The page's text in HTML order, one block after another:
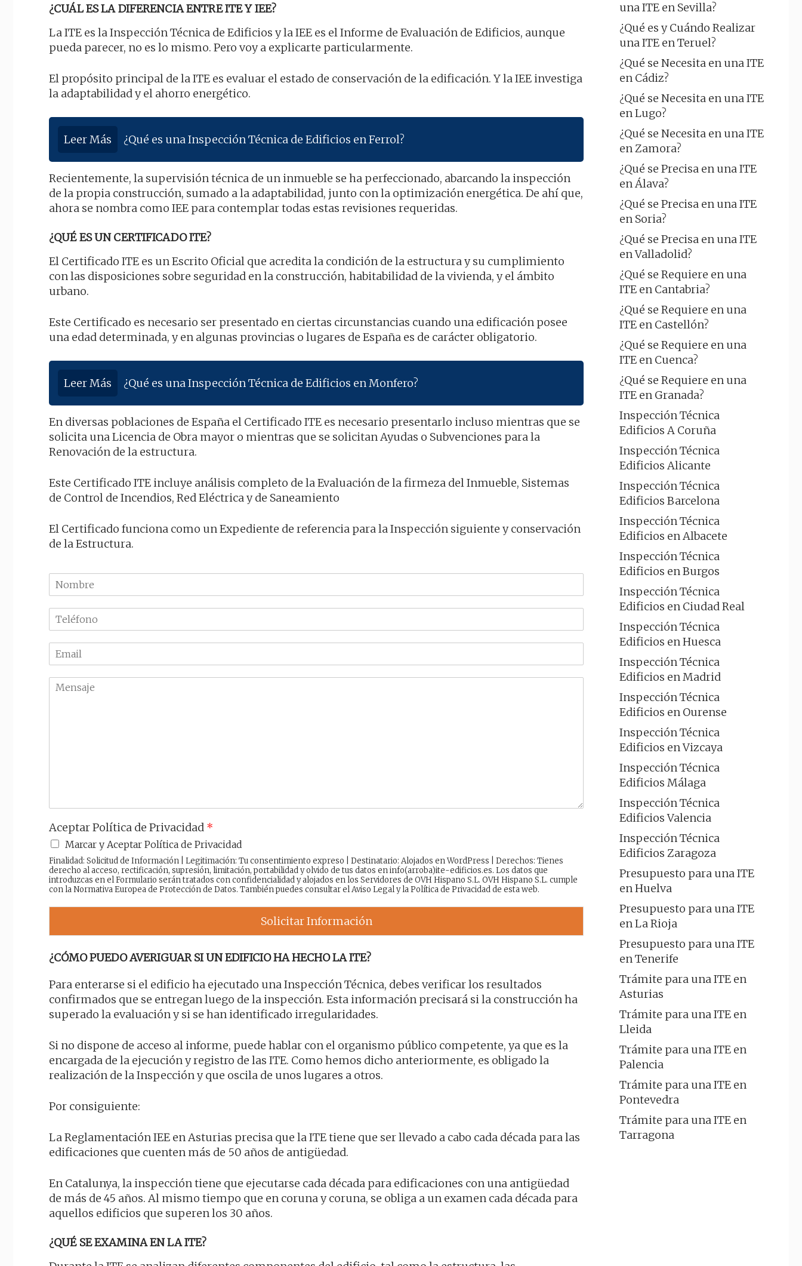
¿CUÁL ES LA DIFERENCIA ENTRE ITE Y IEE?
La ITE es la Inspección Técnica de Edificios y la IEE es el Informe de Evaluación de Edificios, aunque
pueda parecer, no es lo mismo. Pero voy a explicarte particularmente.
El propósito principal de la ITE es evaluar el estado de conservación de la edificación. Y la IEE investiga
la adaptabilidad y el ahorro energético.
Leer Más ¿Qué es una Inspección Técnica de Edificios en Ferrol?
Recientemente, la supervisión técnica de un inmueble se ha perfeccionado, abarcando la inspección
de la propia construcción, sumado a la adaptabilidad, junto con la optimización energética. De ahí que,
ahora se nombra como IEE para contemplar todas estas revisiones requeridas.
¿QUÉ ES UN CERTIFICADO ITE?
El Certificado ITE es un Escrito Oficial que acredita la condición de la estructura y su cumplimiento
con las disposiciones sobre seguridad en la construcción, habitabilidad de la vivienda, y el ámbito
urbano.
Este Certificado es necesario ser presentado en ciertas circunstancias cuando una edificación posee
una edad determinada, y en algunas provincias o lugares de España es de carácter obligatorio.
Leer Más ¿Qué es una Inspección Técnica de Edificios en Monfero?
En diversas poblaciones de España el Certificado ITE es necesario presentarlo incluso mientras que se
solicita una Licencia de Obra mayor o mientras que se solicitan Ayudas o Subvenciones para la
Renovación de la estructura.
Este Certificado ITE incluye análisis completo de la Evaluación de la firmeza del Inmueble, Sistemas
de Control de Incendios, Red Eléctrica y de Saneamiento
El Certificado funciona como un Expediente de referencia para la Inspección siguiente y conservación
de la Estructura.
N
o
m
r
e
l
f
m
a
M
Aceptar Política de Privacidad *
Marcar y Aceptar Política de Privacidad
Finalidad: Solicitud de Información | Legitimación: Tu consentimiento expreso | Destinatario: Alojados en WordPress | Derechos: Tienes
derecho al acceso, rectificación, supresión, limitación, portabilidad y olvido de tus datos en info(arroba)ite-edificios.es. Los datos que
introduzcas en el Formulario serán tratados con confidencialidad y alojados en los Servidores de OVH Hispano S.L. OVH Hispano S.L. cumple
con la Normativa Europea de Protección de Datos. También puedes consultar elAviso Legaly laPolítica de Privacidadde esta web.
Solicitar Información
¿CÓMO PUEDO AVERIGUAR SI UN EDIFICIO HA HECHO LA ITE?
Para enterarse si el edificio ha ejecutado una Inspección Técnica, debes verificar los resultados
confirmados que se entregan luego de la inspección. Esta información precisará si la construcción ha
superado la evaluación y si se han identificado irregularidades.
Si no dispone de acceso al informe, puede hablar con el organismo público competente, ya que es la
encargada de la ejecución y registro de las ITE. Como hemos dicho anteriormente, es obligado la
realización de la Inspección y que oscila de unos lugares a otros.
Por consiguiente:
La Reglamentación IEE en Asturias precisa que la ITE tiene que ser llevado a cabo cada década para las
edificaciones que cuenten más de 50 años de antigüedad.
En Catalunya, la inspección tiene que ejecutarse cada década para edificaciones con una antigüedad
de más de 45 años. Al mismo tiempo que en coruna y coruna, se obliga a un examen cada década para
aquellos edificios que superen los 30 años.
¿QUÉ SE EXAMINA EN LA ITE?
una ITE en Sevilla?
¿Qué es y Cuándo Realizar
una ITE en Teruel?
¿Qué se Necesita en una ITE
en Cádiz?
¿Qué se Necesita en una ITE
en Lugo?
¿Qué se Necesita en una ITE
en Zamora?
¿Qué se Precisa en una ITE
en Álava?
¿Qué se Precisa en una ITE
en Soria?
¿Qué se Precisa en una ITE
en Valladolid?
¿Qué se Requiere en una
ITE en Cantabria?
¿Qué se Requiere en una
ITE en Castellón?
¿Qué se Requiere en una
ITE en Cuenca?
¿Qué se Requiere en una
ITE en Granada?
Inspección Técnica
Edificios A Coruña
Inspección Técnica
Edificios Alicante
Inspección Técnica
Edificios Barcelona
Inspección Técnica
Edificios en Albacete
Inspección Técnica
Edificios en Burgos
Inspección Técnica
Edificios en Ciudad Real
Inspección Técnica
Edificios en Huesca
Inspección Técnica
Edificios en Madrid
Inspección Técnica
Edificios en Ourense
Inspección Técnica
Edificios en Vizcaya
Inspección Técnica
Edificios Málaga
Inspección Técnica
Edificios Valencia
Inspección Técnica
Edificios Zaragoza
Presupuesto para una ITE
en Huelva
Presupuesto para una ITE
en La Rioja
Presupuesto para una ITE
en Tenerife
Trámite para una ITE en
Asturias
Trámite para una ITE en
Lleida
Trámite para una ITE en
Palencia
Trámite para una ITE en
Pontevedra
Trámite para una ITE en
Tarragona